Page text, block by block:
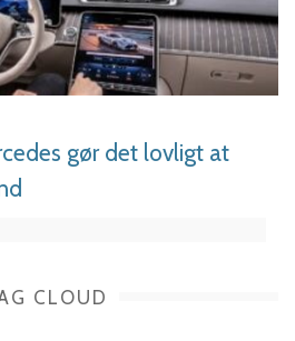
LÆS MERE
gør det lovligt at
CLOUD